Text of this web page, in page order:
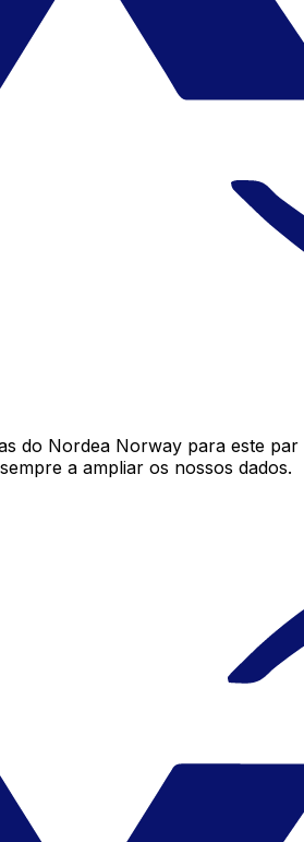
do Nordea Norway para este
a ampliar os nossos dados.